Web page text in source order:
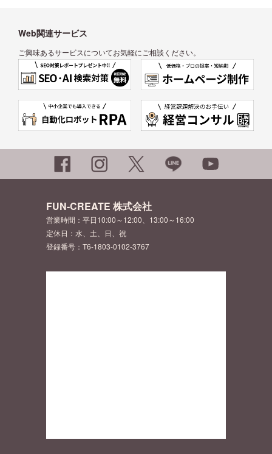
Web関連サービス
ご興味あるサービスについてお気軽にご相談ください。
FUN-CREATE 株式会社
営業時間：平日10:00～12:00、13:00～16:00
定休日：水、土、日、祝
登録番号：T6-1803-0102-3767